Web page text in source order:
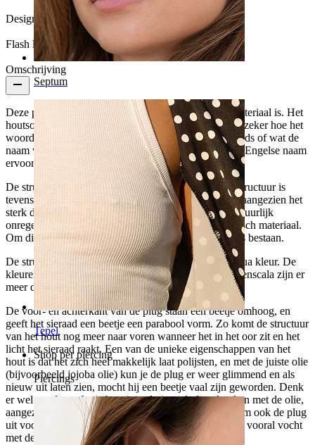
Septum
Tepel
Shop per piercing
Piercings
Design: Simple
Flash label:3 voor 2
Omschrijving
Deze plug is gemaakt van hout, wat een organisch materiaal is. Het
houtsoort is snakewood. Wij zijn echter niet helemaal zeker hoe het
woord vertaald zou moeten worden naar het Nederlands of wat de
naam van deze houtsoort is, daarom gebruiken wij de Engelse naam
ervoor.
De structuur van deze houtsoort is heel uniek. Deze structuur is
tevens ook de aanleiding voor de naam van het hout, aangezien het
sterk doet denken aan een slangenhuid. Er kunnen natuurlijk
onregelmatigheden in zitten, het is immers een organisch materiaal.
Om die reden zullen er ook nooit twee identieke plugs bestaan.
De structuur bestaat uit golvende lijnen die variëren qua kleur. De
kleuren zijn rood/bruin en aan het einde van het kleurenscala zijn er
meer donkerbruine en zwarte nuancen.
De voor- en achterkant van de plug staan een beetje omhoog, en
geeft het sieraad een beetje een parabool vorm. Zo komt de structuur
van het hout nog meer naar voren wanneer het in het oor zit en het
licht het sieraad raakt. Een van de unieke eigenschappen van het
hout is dat het zich heel makkelijk laat polijsten, en met de juiste olie
(bijvoorbeeld jojoba olie) kun je de plug er weer glimmend en als
nieuw uit laten zien, mocht hij een beetje vaal zijn geworden. Denk
er wel goed aan dat je het sieraad niet zult doordrenken met de olie,
aangezien het een organisch materiaal is. Neem daarom ook de plug
uit voordat je in bad stapt - vermijd over het algemeen vooral vocht
met deze plug.